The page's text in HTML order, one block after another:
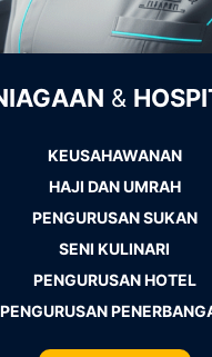
&
KEUSAHAWANAN
HAJI DAN UMRAH
PENGURUSAN SUKAN
SENI KULINARI
PENGURUSAN HOTEL
PENGURUSAN